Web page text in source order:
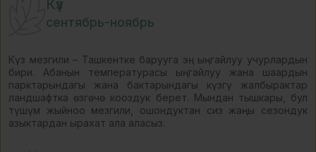
Күз
сентябрь-ноябрь
Күз мезгили – Ташкентке барууга эң ыңгайлуу учурлардын
бири. Абанын температурасы ыңгайлуу жана шаардын
парктарындагы жана бактарындагы күзгү жалбырактар
ландшафтка өзгөчө кооздук берет. Мындан тышкары, бул
түшүм жыйноо мезгили, ошондуктан сиз жаңы сезондук
азыктардан ырахат ала аласыз.